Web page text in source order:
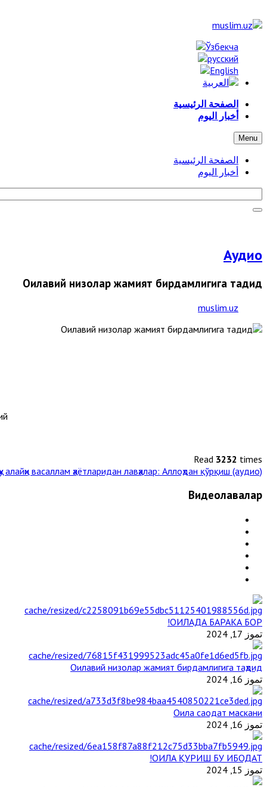
الصفحة الرئيسية
أخبار اليوم
Menu
الصفحة الرئيسية
أخبار اليوم
Аудио
Оилавий низолар жамият бирдамлигига таҳдид
muslim.uz
Read 3232 times
алайҳи васаллам ҳаётларидан лавҳалар: Аллоҳдан қўрқиш (аудио)
Видеолавҳалар
ОИЛАДА БАРАКА БОР!
تموز 17, 2024
Оилавий низолар жамият бирдамлигига таҳдид
تموز 16, 2024
Оила саодат маскани
تموز 16, 2024
ОИЛА ҚУРИШ БУ ИБОДАТ!
تموز 15, 2024